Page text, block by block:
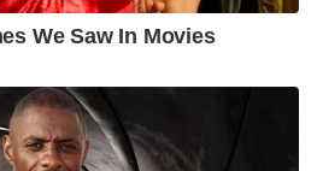
We Saw In Movies